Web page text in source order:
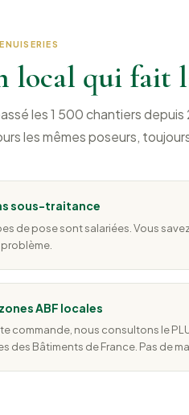
local qui fait
les 1 500 chantiers depuis
les mêmes poseurs,
sous-traitance
de pose sont salariées. Vous
ABF locales
commande, nous consultons le
des Bâtiments de France. Pas de